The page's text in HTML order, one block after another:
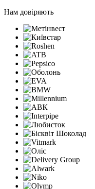
Нам довіряють